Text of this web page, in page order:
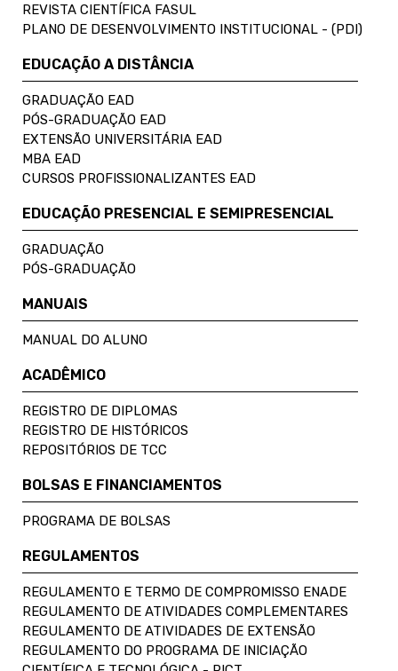
REVISTA CIENTÍFICA FASUL
PLANO DE DESENVOLVIMENTO INSTITUCIONAL - (PDI)
EDUCAÇÃO A DISTÂNCIA
GRADUAÇÃO EAD
PÓS-GRADUAÇÃO EAD
EXTENSÃO UNIVERSITÁRIA EAD
MBA EAD
CURSOS PROFISSIONALIZANTES EAD
EDUCAÇÃO PRESENCIAL E SEMIPRESENCIAL
GRADUAÇÃO
PÓS-GRADUAÇÃO
MANUAIS
MANUAL DO ALUNO
ACADÊMICO
REGISTRO DE DIPLOMAS
REGISTRO DE HISTÓRICOS
REPOSITÓRIOS DE TCC
BOLSAS E FINANCIAMENTOS
PROGRAMA DE BOLSAS
REGULAMENTOS
REGULAMENTO E TERMO DE COMPROMISSO ENADE
REGULAMENTO DE ATIVIDADES COMPLEMENTARES
REGULAMENTO DE ATIVIDADES DE EXTENSÃO
REGULAMENTO DO PROGRAMA DE INICIAÇÃO